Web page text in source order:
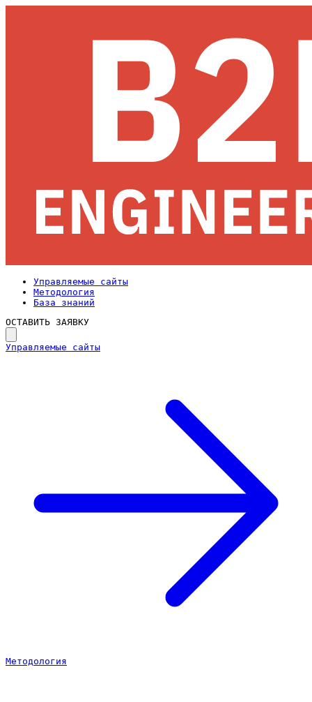
Управляемые сайты
Методология
База знаний
ОСТАВИТЬ ЗАЯВКУ
Управляемые сайты
Методология